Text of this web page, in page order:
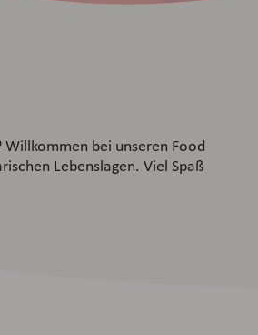
bei unseren Food
Lebenslagen. Viel Spaß